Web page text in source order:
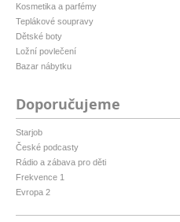
Kosmetika a parfémy
Teplákové soupravy
Dětské boty
Ložní povlečení
Bazar nábytku
Doporučujeme
Starjob
České podcasty
Rádio a zábava pro děti
Frekvence 1
Evropa 2